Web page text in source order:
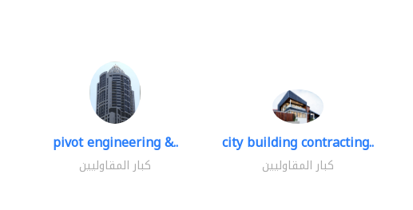
pivot engineering &..
كبار المقاوليين
city building contracting..
كبار المقاوليين